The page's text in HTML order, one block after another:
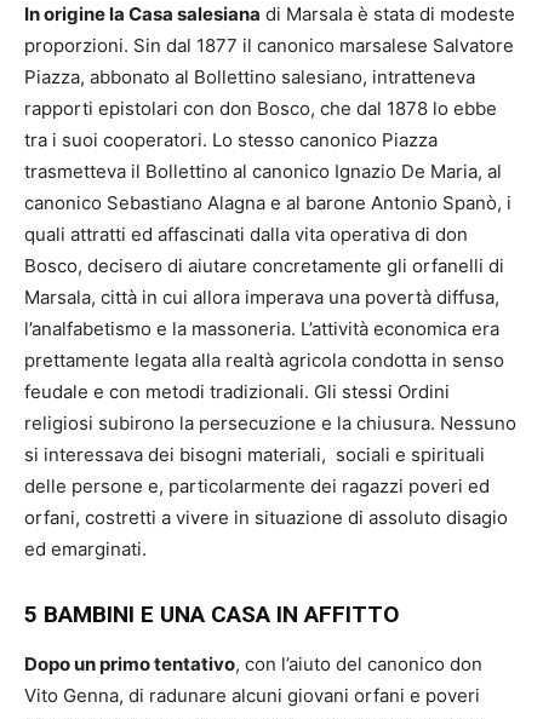
In origine la Casa salesiana di Marsala è stata di modeste
proporzioni. Sin dal 1877 il canonico marsalese Salvatore
Piazza, abbonato al Bollettino salesiano, intratteneva
rapporti epistolari con don Bosco, che dal 1878 lo ebbe
tra i suoi cooperatori. Lo stesso canonico Piazza
trasmetteva il Bollettino al canonico Ignazio De Maria, al
canonico Sebastiano Alagna e al barone Antonio Spanò, i
quali attratti ed affascinati dalla vita operativa di don
Bosco, decisero di aiutare concretamente gli orfanelli di
Marsala, città in cui allora imperava una povertà diffusa,
l’analfabetismo e la massoneria. L’attività economica era
prettamente legata alla realtà agricola condotta in senso
feudale e con metodi tradizionali. Gli stessi Ordini
religiosi subirono la persecuzione e la chiusura. Nessuno
si interessava dei bisogni materiali, sociali e spirituali
delle persone e, particolarmente dei ragazzi poveri ed
orfani, costretti a vivere in situazione di assoluto disagio
ed emarginati.
5 BAMBINI E UNA CASA IN AFFITTO
Dopo un primo tentativo, con l’aiuto del canonico don
Vito Genna, di radunare alcuni giovani orfani e poveri